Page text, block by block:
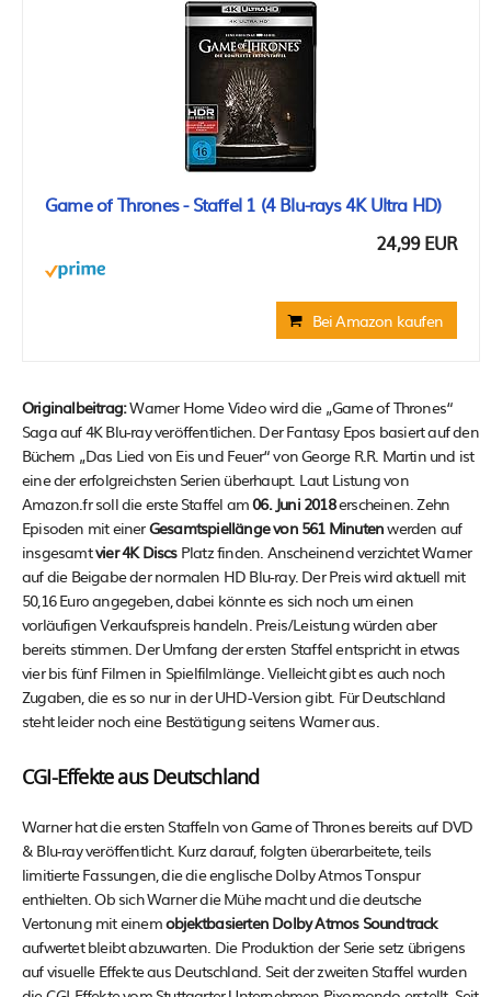
Game of Thrones - Staffel 1 (4 Blu-rays 4K Ultra HD)
24,99 EUR
Bei Amazon kaufen
Originalbeitrag:Warner Home Video wird die „Game of Thrones“
Saga auf 4K Blu-ray veröffentlichen. Der Fantasy Epos basiert auf den
Büchern „Das Lied von Eis und Feuer“ von George R.R. Martin und ist
eine der erfolgreichsten Serien überhaupt. Laut Listung von
Amazon.fr soll die erste Staffel am06. Juni 2018erscheinen. Zehn
Episoden mit einerGesamtspiellänge von 561 Minutenwerden auf
insgesamtvier 4K DiscsPlatz finden. Anscheinend verzichtet Warner
auf die Beigabe der normalen HD Blu-ray. Der Preis wird aktuell mit
50,16 Euro angegeben, dabei könnte es sich noch um einen
vorläufigen Verkaufspreis handeln. Preis/Leistung würden aber
bereits stimmen. Der Umfang der ersten Staffel entspricht in etwas
vier bis fünf Filmen in Spielfilmlänge. Vielleicht gibt es auch noch
Zugaben, die es so nur in der UHD-Version gibt. Für Deutschland
steht leider noch eine Bestätigung seitens Warner aus.
CGI-Effekte aus Deutschland
Warner hat die ersten Staffeln von Game of Thrones bereits auf DVD
& Blu-ray veröffentlicht. Kurz darauf, folgten überarbeitete, teils
limitierte Fassungen, die die englische Dolby Atmos Tonspur
enthielten. Ob sich Warner die Mühe macht und die deutsche
Vertonung mit einemobjektbasierten Dolby Atmos Soundtrack
aufwertet bleibt abzuwarten. Die Produktion der Serie setz übrigens
auf visuelle Effekte aus Deutschland. Seit der zweiten Staffel wurden